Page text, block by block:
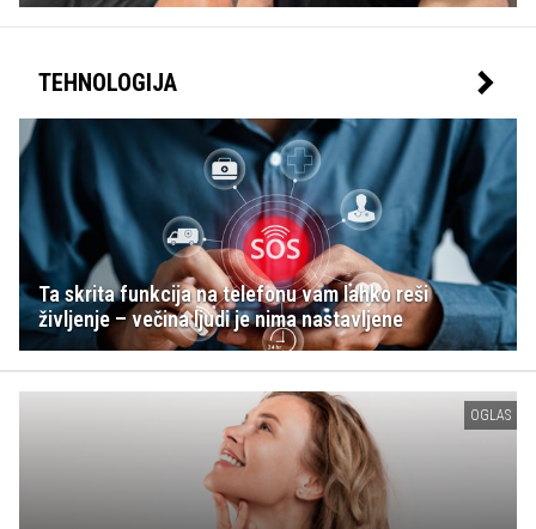
TEHNOLOGIJA
Ta skrita funkcija na telefonu vam lahko reši
življenje – večina ljudi je nima nastavljene
OGLAS